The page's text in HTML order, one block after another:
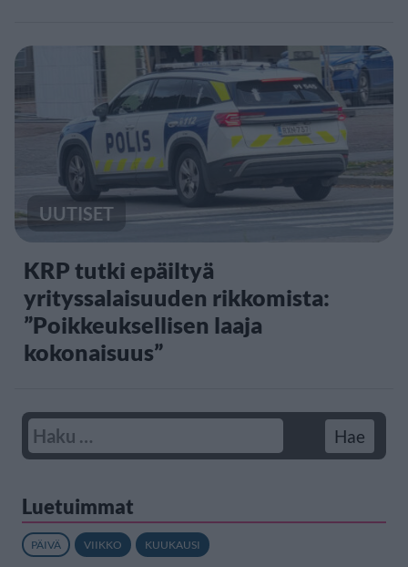
UUTISET
KRP tutki epäiltyä
yrityssalaisuuden rikkomista:
”Poikkeuksellisen laaja
kokonaisuus”
Luetuimmat
PÄIVÄ VIIKKO KUUKAUSI